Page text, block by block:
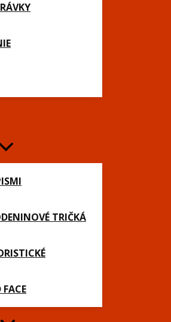
TRIČKÁ